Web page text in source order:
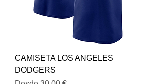
CAMISETA LOS ANGELES
DODGERS